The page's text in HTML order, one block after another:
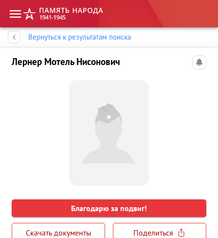
Вернуться к результатам поиска
Лернер Мотель Нисонович
Благодарю за подвиг!
Скачать документы
Поделиться
Память народа